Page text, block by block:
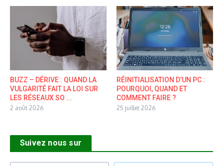
BUZZ – DÉRIVE : QUAND LA
VULGARITÉ FAIT LA LOI SUR
LES RÉSEAUX SO ...
2 août 2026
RÉINITIALISATION D’UN PC :
POURQUOI, QUAND ET
COMMENT FAIRE ?
25 juillet 2026
Suivez nous sur